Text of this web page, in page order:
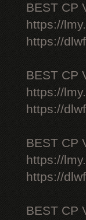
BEST CP
https://
https://
BEST CP
https://
https://
BEST CP
https://
https://
BEST CP